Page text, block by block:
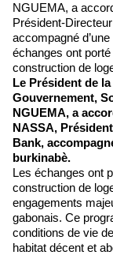
NGUEMA, a
Président-
accompagné
échanges ont
construction de
Le Président de
Gouvernement,
NGUEMA, a
NASSA,
Bank,
burkinabè.
Les échanges ont
construction de
engagements
gabonais. Ce
conditions de vie
habitat décent et